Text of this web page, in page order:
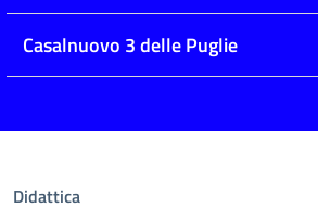
Casalnuovo 3 delle Puglie
Didattica